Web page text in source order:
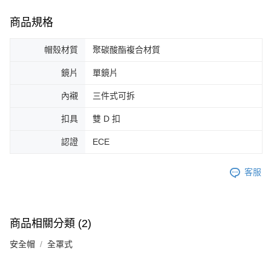
商品規格
帽殼材質 聚碳酸酯複合材質
鏡片 單鏡片
內襯 三件式可拆
扣具 雙 D 扣
認證 ECE
客服
商品相關分類 (2)
安全帽 全罩式